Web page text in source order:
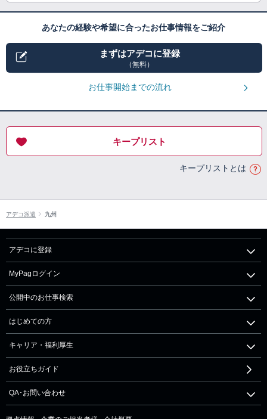
あなたの経験や希望に合ったお仕事情報をご紹介
まずはアデコに登録
（無料）
お仕事開始までの流れ
キープリスト
キープリストとは
アデコ派遣 九州
アデコに登録
MyPagログイン
公開中のお仕事検索
はじめての方
キャリア・福利厚生
お役立ちガイド
QA･お問い合わせ